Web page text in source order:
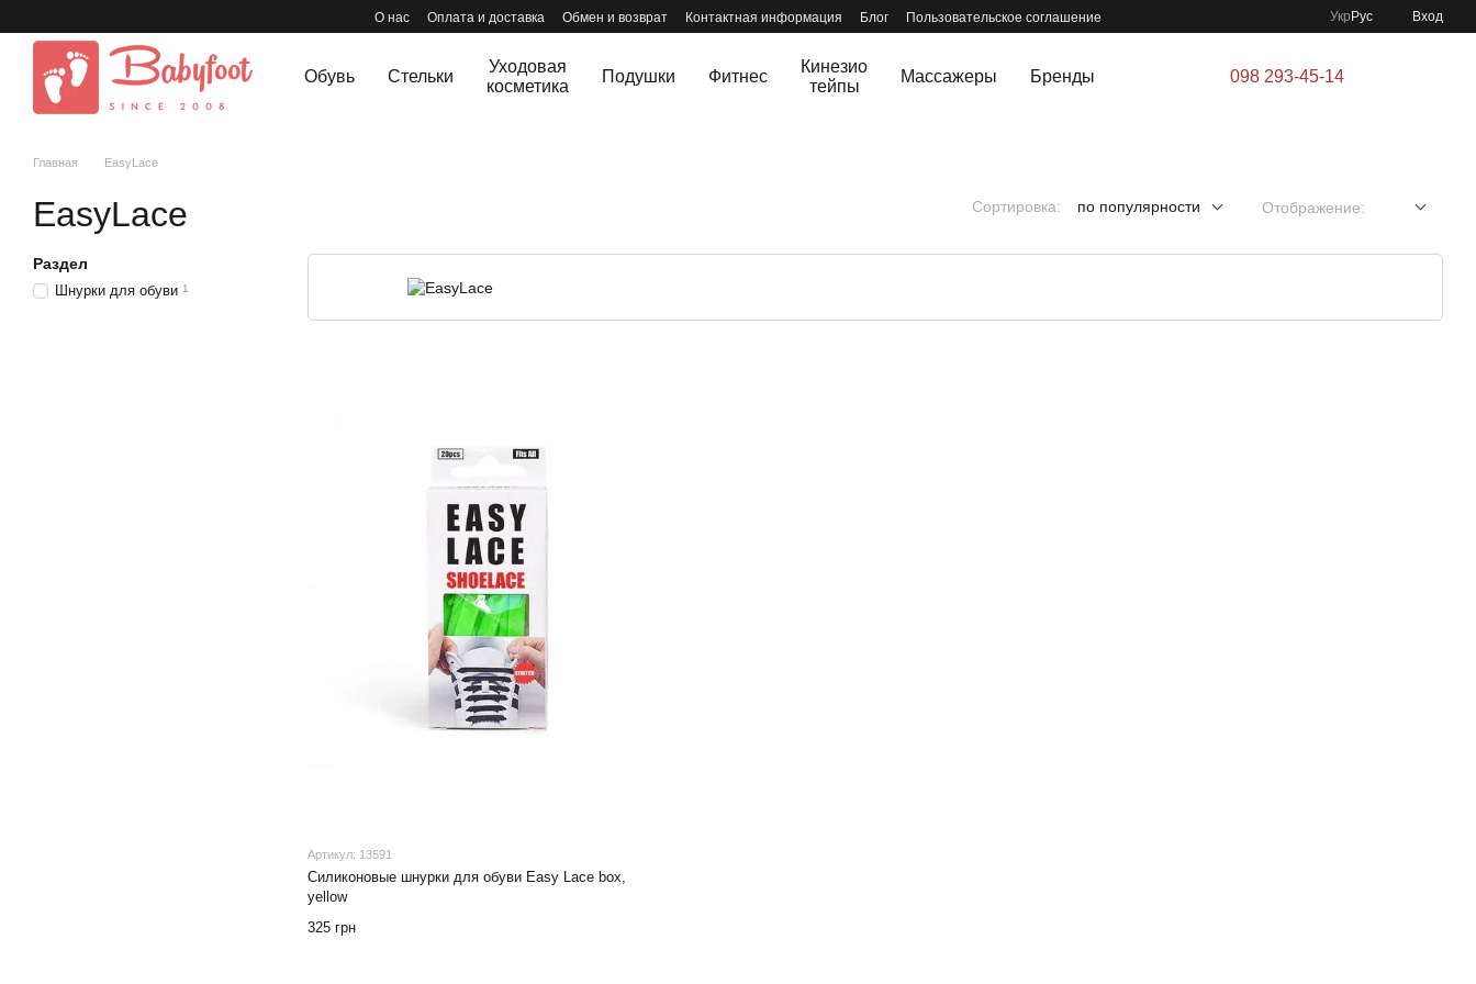
О нас Оплата и доставка Обмен и возврат Контактная информация Блог Пользовательское соглашение Укр Рус Вход
Обувь Стельки
Уходовая
косметика
Подушки Фитнес
Кинезио
тейпы
Массажеры Бренды 098 293-45-14
Главная EasyLace
EasyLace Сортировка: по популярности Отображение:
Артикул: 13591
Силиконовые шнурки для обуви Easy Lace box,
yellow
325 грн
Раздел
Шнурки для обуви 1